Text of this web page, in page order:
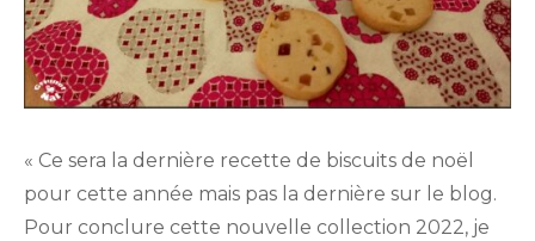
« Ce sera la dernière recette de biscuits de noël
pour cette année mais pas la dernière sur le blog.
Pour conclure cette nouvelle collection 2022, je